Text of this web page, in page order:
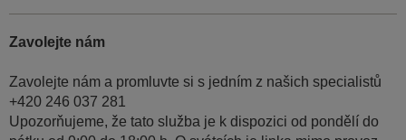
Zavolejte nám
Zavolejte nám a promluvte si s jedním z našich specialistů
+420 246 037 281
Upozorňujeme, že tato služba je k dispozici od pondělí do